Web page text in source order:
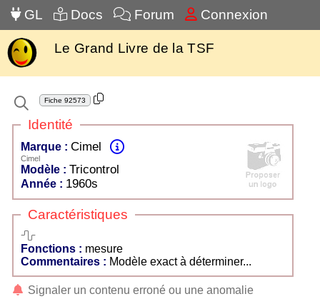
GL Docs Forum Connexion
Le Grand Livre de la TSF
Fiche 92573
Identité
Marque : Cimel
Cimel
Modèle : Tricontrol
Année : 1960s
Caractéristiques
mesure
Fonctions : mesure
Commentaires : Modèle exact à déterminer...
Signaler un contenu erroné ou une anomalie